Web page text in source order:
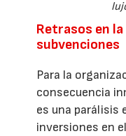
Retrasos en
subvenciones
Para la
consecuencia
es una parálisis
inversiones en